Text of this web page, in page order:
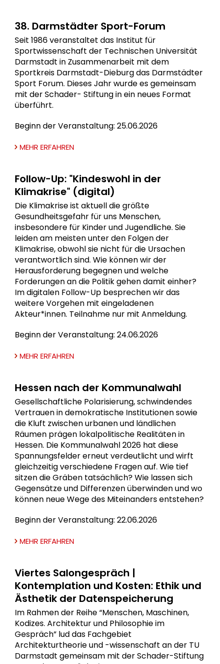
38. Darmstädter Sport-Forum
Seit 1986 veranstaltet das Institut für
Sportwissenschaft der Technischen Universität
Darmstadt in Zusammenarbeit mit dem
Sportkreis Darmstadt-Dieburg das Darmstädter
Sport Forum. Dieses Jahr wurde es gemeinsam
mit der Schader- Stiftung in ein neues Format
überführt.
Beginn der Veranstaltung: 25.06.2026
MEHR ERFAHREN
Follow-Up: "Kindeswohl in der
Klimakrise" (digital)
Die Klimakrise ist aktuell die größte
Gesundheitsgefahr für uns Menschen,
insbesondere für Kinder und Jugendliche. Sie
leiden am meisten unter den Folgen der
Klimakrise, obwohl sie nicht für die Ursachen
verantwortlich sind. Wie können wir der
Herausforderung begegnen und welche
Forderungen an die Politik gehen damit einher?
Im digitalen Follow-Up besprechen wir das
weitere Vorgehen mit eingeladenen
Akteur*innen. Teilnahme nur mit Anmeldung.
Beginn der Veranstaltung: 24.06.2026
MEHR ERFAHREN
Hessen nach der Kommunalwahl
Gesellschaftliche Polarisierung, schwindendes
Vertrauen in demokratische Institutionen sowie
die Kluft zwischen urbanen und ländlichen
Räumen prägen lokalpolitische Realitäten in
Hessen. Die Kommunalwahl 2026 hat diese
Spannungsfelder erneut verdeutlicht und wirft
gleichzeitig verschiedene Fragen auf. Wie tief
sitzen die Gräben tatsächlich? Wie lassen sich
Gegensätze und Differenzen überwinden und wo
können neue Wege des Miteinanders entstehen?
Beginn der Veranstaltung: 22.06.2026
MEHR ERFAHREN
Viertes Salongespräch |
Kontemplation und Kosten: Ethik und
Ästhetik der Datenspeicherung
Im Rahmen der Reihe “Menschen, Maschinen,
Kodizes. Architektur und Philosophie im
Gespräch” lud das Fachgebiet
Architekturtheorie und -wissenschaft an der TU
Darmstadt gemeinsam mit der Schader-Stiftung